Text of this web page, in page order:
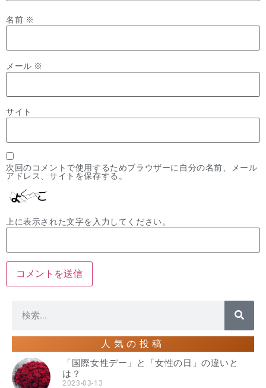
名前 ※
メール ※
サイト
次回のコメントで使用するためブラウザーに自分の名前、メール
アドレス、サイトを保存する。
上に表示された文字を入力してください。
人気の投稿
「国際女性デー」と「女性の日」の違いと
は？
2023-03-13